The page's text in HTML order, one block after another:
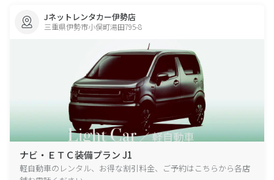
Jネットレンタカー伊勢店
三重県伊勢市小俣町湯田795-8
ナビ・ＥＴＣ装備プラン J1
軽自動車のレンタル、お得な割引料金、ご予約はこちらから各店